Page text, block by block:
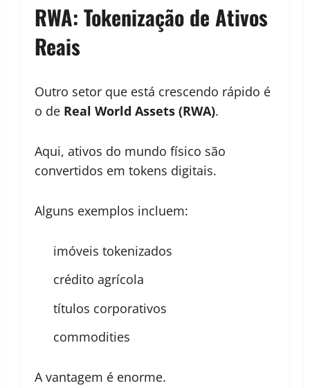
RWA: Tokenização de Ativos
Reais
Outro setor que está crescendo rápido é
o de Real World Assets (RWA).
Aqui, ativos do mundo físico são
convertidos em tokens digitais.
Alguns exemplos incluem:
imóveis tokenizados
crédito agrícola
títulos corporativos
commodities
A vantagem é enorme.